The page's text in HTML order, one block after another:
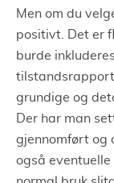
Men om du
positivt. Det er
burde
grundige og
Der har man
gjennomført og
også